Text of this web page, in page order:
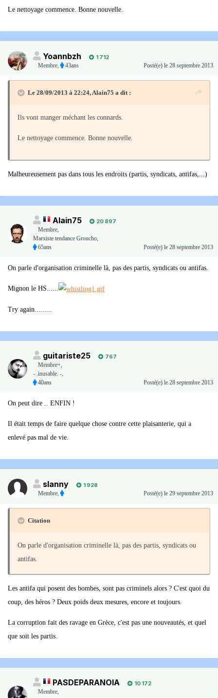
Le nettoyage commence. Bonne nouvelle.
Yoannbzh
1 712
Membre, 43ans Posté(e) le 28 septembre 2013
Le 28/09/2013 à 22:24, Alain75 a dit :
Ils vont manger méchant les connards.
Le nettoyage commence. Bonne nouvelle.
Malheureusement pas dans tous les endroits (partis, syndicats, antifas,...)
Alain75
20 897
Membre,
Marxiste tendance Groucho,
65ans
Posté(e) le 28 septembre 2013
On parle d'organisation criminelle là, pas des partis, syndicats ou antifas.
Mignon le HS......
Try again.........
guitariste25
767
Membre+,
- .inusable. -,
40ans
Posté(e) le 28 septembre 2013
On peut dire .. ENFIN !
Il était temps de faire quelque chose contre cette plaisanterie, qui a
enlevé pas mal de vie.
slanny
1 928
Membre, Posté(e) le 29 septembre 2013
Citation
On parle d'organisation criminelle là, pas des partis, syndicats ou
antifas.
Les antifa qui posent des bombes, sont pas criminels alors ? C'est quoi du
coup, des héros ? Deux poids deux mesures, encore et toujours.
La corruption fait des ravage en Grèce, c'est pas une nouveautés, et quel
que soit les partis.
PASDEPARANOIA
10 172
Membre,